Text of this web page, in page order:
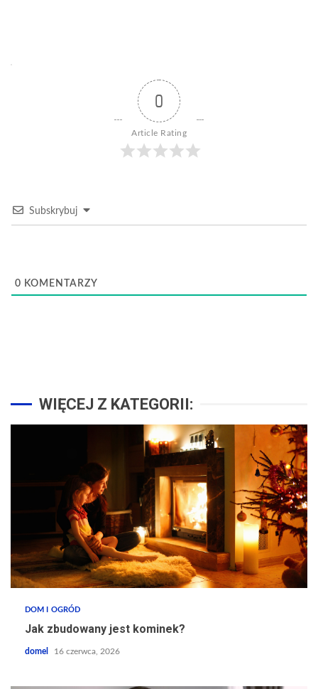
0
Article Rating
Subskrybuj
0 KOMENTARZY
WIĘCEJ Z KATEGORII:
DOM I OGRÓD
Jak zbudowany jest kominek?
domel 16 czerwca, 2026